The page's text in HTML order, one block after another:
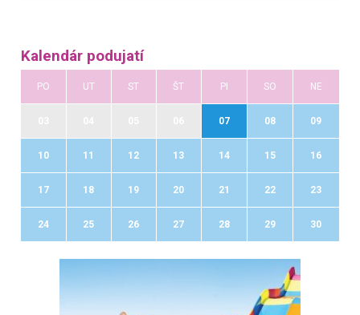
Kalendár podujatí
PO UT ST ŠT PI SO NE
07 08 09
10 11 12 13 14 15 16
17 18 19 20 21 22 23
24 25 26 27 28 29 30